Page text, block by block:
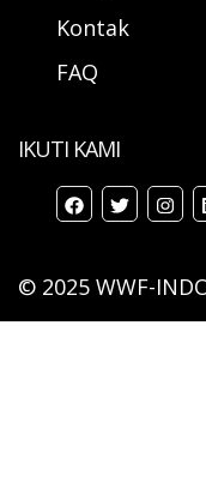
Kontak
FAQ
IKUTI KAMI
© 2025 WWF-